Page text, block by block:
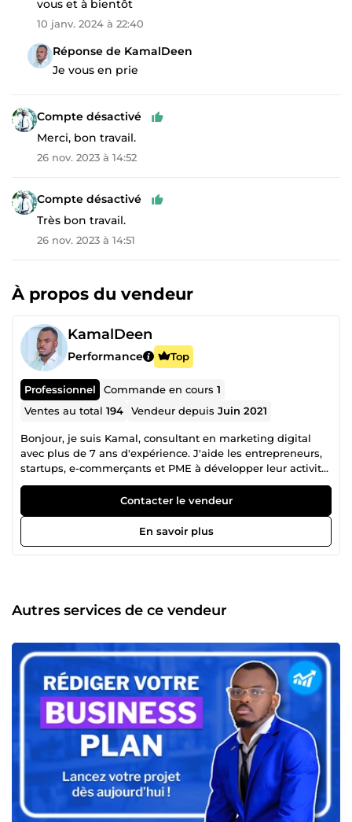
vous et à bientôt
10 janv. 2024 à 22:40
Réponse de KamalDeen
Je vous en prie
Compte désactivé
Merci, bon travail.
26 nov. 2023 à 14:52
Compte désactivé
Très bon travail.
26 nov. 2023 à 14:51
À propos du vendeur
KamalDeen
Performance Top
Professionnel Commande en cours1
Ventes au total194 Vendeur depuisJuin 2021
Bonjour, je suis Kamal, consultant en marketing digital
avec plus de 7 ans d'expérience. J'aide les entrepreneurs,
startups, e-commerçants et PME à développer leur activité
grâce à des solutions concrètes et orientées résultats. 🎯
prévisionnels financiers 🚀 Création de tunnels de vente à
forte conversion 📢 Facebook &amp; Instagram Ads (Meta
Ads) 🤖 Création de visuels et vidéos publicitaires avec l'IA
avant et après la livraison Mon objectif est simple : vous
faire gagner du temps, attirer plus de clients et développer
? Contactez-moi, je serai ravi de vous conseiller avant votre
commande.
Contacter le vendeur
En savoir plus
Autres services de ce vendeur